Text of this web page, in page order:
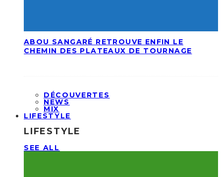
ABOU SANGARÉ RETROUVE ENFIN LE
CHEMIN DES PLATEAUX DE TOURNAGE
DÉCOUVERTES
NEWS
MIX
LIFESTYLE
LIFESTYLE
SEE ALL